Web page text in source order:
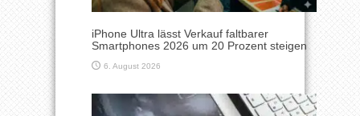
iPhone Ultra lässt Verkauf faltbarer
Smartphones 2026 um 20 Prozent steigen
6. August 2026